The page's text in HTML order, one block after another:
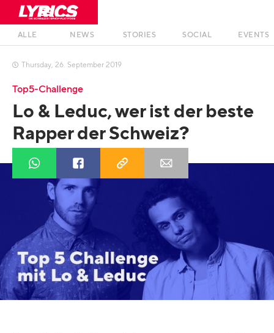
ALLE NEWS STORIES SOCIAL EVENTS
 Thursday, 26. September 2019
Top5-Challenge
Lo & Leduc, wer ist der beste
Rapper der Schweiz?